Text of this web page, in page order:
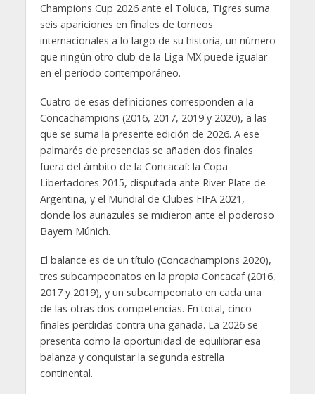
Champions Cup 2026 ante el Toluca, Tigres suma
seis apariciones en finales de torneos
internacionales a lo largo de su historia, un número
que ningún otro club de la Liga MX puede igualar
en el período contemporáneo.
Cuatro de esas definiciones corresponden a la
Concachampions (2016, 2017, 2019 y 2020), a las
que se suma la presente edición de 2026. A ese
palmarés de presencias se añaden dos finales
fuera del ámbito de la Concacaf: la Copa
Libertadores 2015, disputada ante River Plate de
Argentina, y el Mundial de Clubes FIFA 2021,
donde los auriazules se midieron ante el poderoso
Bayern Múnich.
El balance es de un título (Concachampions 2020),
tres subcampeonatos en la propia Concacaf (2016,
2017 y 2019), y un subcampeonato en cada una
de las otras dos competencias. En total, cinco
finales perdidas contra una ganada. La 2026 se
presenta como la oportunidad de equilibrar esa
balanza y conquistar la segunda estrella
continental.